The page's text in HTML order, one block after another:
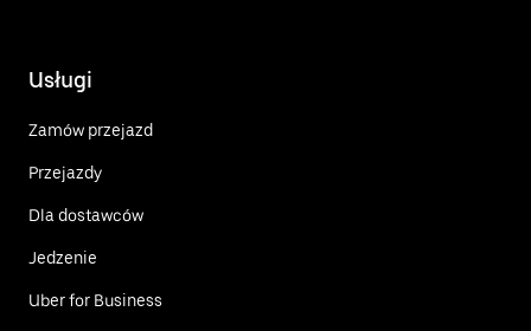
Usługi
Zamów przejazd
Przejazdy
Dla dostawców
Jedzenie
Uber for Business